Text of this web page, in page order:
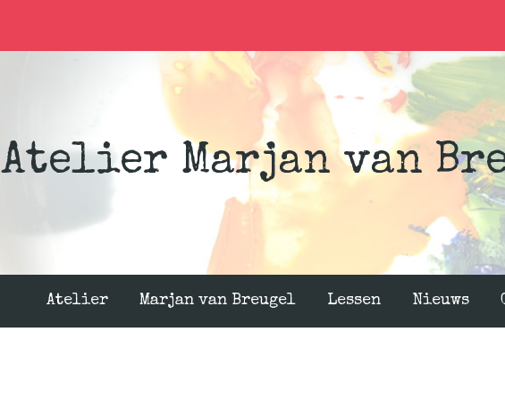
Atelier Marjan van
Atelier Marjan van Breugel Lessen Nieuws